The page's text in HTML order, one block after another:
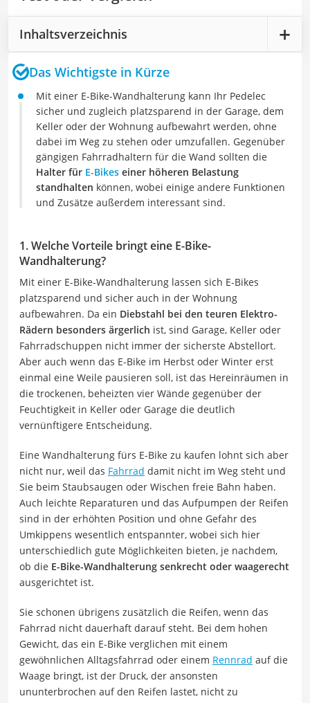
Inhaltsverzeichnis
Das Wichtigste in Kürze
Mit einer E-Bike-Wandhalterung kann Ihr Pedelec
sicher und zugleich platzsparend in der Garage, dem
Keller oder der Wohnung aufbewahrt werden, ohne
dabei im Weg zu stehen oder umzufallen. Gegenüber
gängigen Fahrradhaltern für die Wand sollten die
Halter für E-Bikes einer höheren Belastung
standhalten können, wobei einige andere Funktionen
und Zusätze außerdem interessant sind.
1. Welche Vorteile bringt eine E-Bike-
Wandhalterung?
Mit einer E-Bike-Wandhalterung lassen sich E-Bikes
platzsparend und sicher auch in der Wohnung
aufbewahren. Da ein Diebstahl bei den teuren Elektro-
Rädern besonders ärgerlich ist, sind Garage, Keller oder
Fahrradschuppen nicht immer der sicherste Abstellort.
Aber auch wenn das E-Bike im Herbst oder Winter erst
einmal eine Weile pausieren soll, ist das Hereinräumen in
die trockenen, beheizten vier Wände gegenüber der
Feuchtigkeit in Keller oder Garage die deutlich
vernünftigere Entscheidung.
Eine Wandhalterung fürs E-Bike zu kaufen lohnt sich aber
nicht nur, weil das Fahrrad damit nicht im Weg steht und
Sie beim Staubsaugen oder Wischen freie Bahn haben.
Auch leichte Reparaturen und das Aufpumpen der Reifen
sind in der erhöhten Position und ohne Gefahr des
Umkippens wesentlich entspannter, wobei sich hier
unterschiedlich gute Möglichkeiten bieten, je nachdem,
ob die E-Bike-Wandhalterung senkrecht oder waagerecht
ausgerichtet ist.
Sie schonen übrigens zusätzlich die Reifen, wenn das
Fahrrad nicht dauerhaft darauf steht. Bei dem hohen
Gewicht, das ein E-Bike verglichen mit einem
gewöhnlichen Alltagsfahrrad oder einem Rennrad auf die
Waage bringt, ist der Druck, der ansonsten
ununterbrochen auf den Reifen lastet, nicht zu